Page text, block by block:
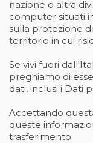
nazione o altra
computer situati
sulla protezione
territorio in cui
Se vivi fuori
preghiamo di
dati, inclusi i Dati
Accettando
queste
trasferimento.